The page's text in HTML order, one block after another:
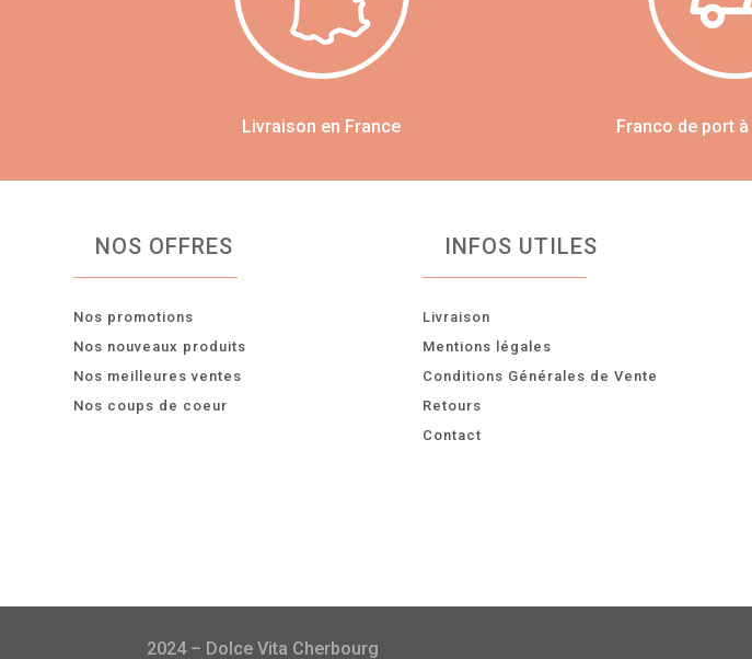
Livraison en France Franco de port
NOS OFFRES
Nos promotions
Nos nouveaux produits
Nos meilleures ventes
Nos coups de coeur
INFOS UTILES
Livraison
Mentions légales
Conditions Générales de Vente
Retours
Contact
2024 – Dolce Vita Cherbourg